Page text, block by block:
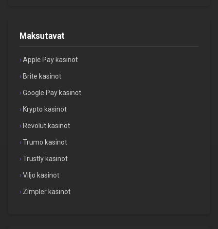
Maksutavat
Apple Pay kasinot
Brite kasinot
Google Pay kasinot
Krypto kasinot
Revolut kasinot
Trumo kasinot
Trustly kasinot
Viljo kasinot
Zimpler kasinot